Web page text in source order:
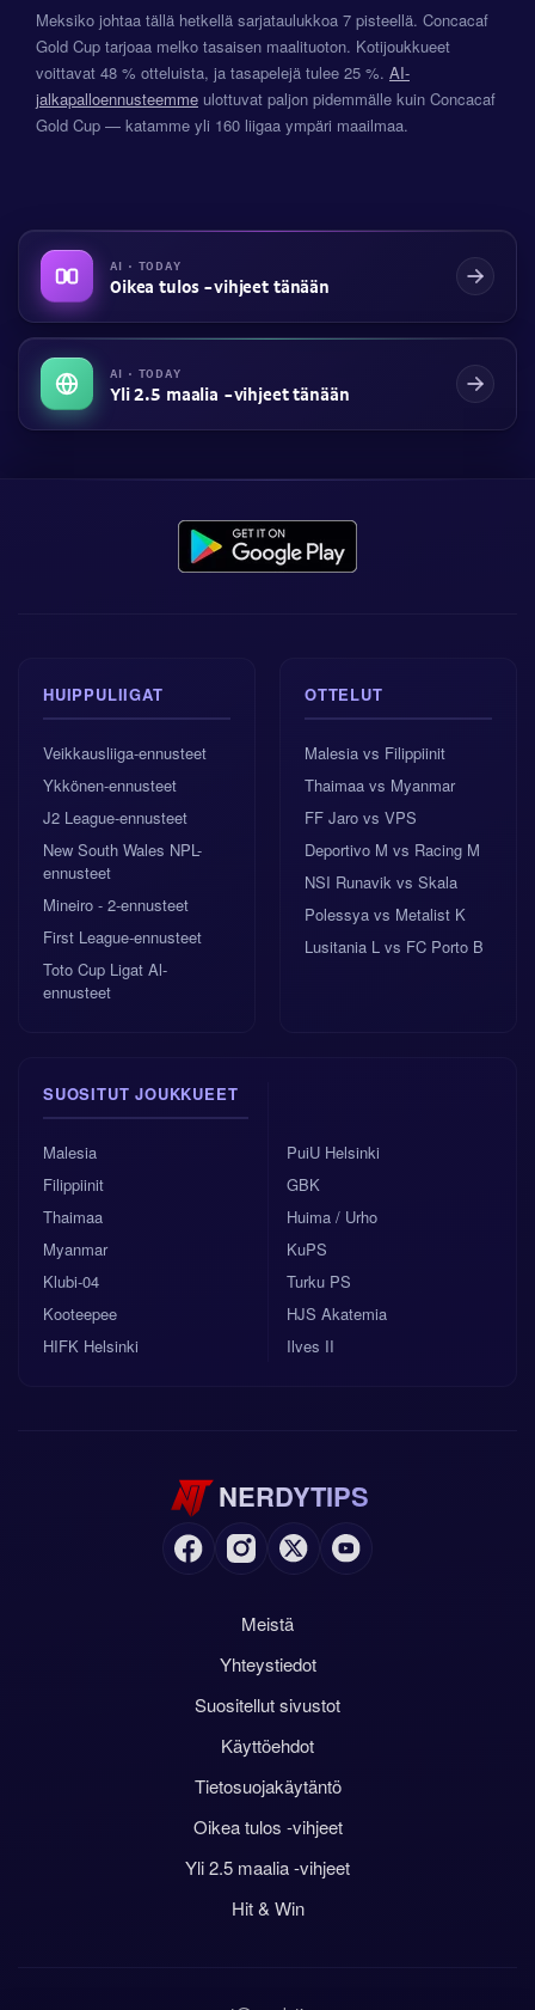
Meksiko johtaa tällä hetkellä sarjataulukkoa 7 pisteellä. Concacaf
Gold Cup tarjoaa melko tasaisen maalituoton. Kotijoukkueet
voittavat 48 % otteluista, ja tasapelejä tulee 25 %. AI-
jalkapalloennusteemme ulottuvat paljon pidemmälle kuin Concacaf
Gold Cup — katamme yli 160 liigaa ympäri maailmaa.
AI · TODAY
Oikea tulos -vihjeet tänään
AI · TODAY
Yli 2.5 maalia -vihjeet tänään
HUIPPULIIGAT
Veikkausliiga-ennusteet
Ykkönen-ennusteet
J2 League-ennusteet
New South Wales NPL-
ennusteet
Mineiro - 2-ennusteet
First League-ennusteet
Toto Cup Ligat Al-
ennusteet
OTTELUT
Malesia vs Filippiinit
Thaimaa vs Myanmar
FF Jaro vs VPS
Deportivo M vs Racing M
NSI Runavik vs Skala
Polessya vs Metalist K
Lusitania L vs FC Porto B
SUOSITUT JOUKKUEET
Malesia
Filippiinit
Thaimaa
Myanmar
Klubi-04
Kooteepee
HIFK Helsinki
PuiU Helsinki
GBK
Huima / Urho
KuPS
Turku PS
HJS Akatemia
Ilves II
NERDYTIPS
Meistä
Yhteystiedot
Suositellut sivustot
Käyttöehdot
Tietosuojakäytäntö
Oikea tulos -vihjeet
Yli 2.5 maalia -vihjeet
Hit & Win